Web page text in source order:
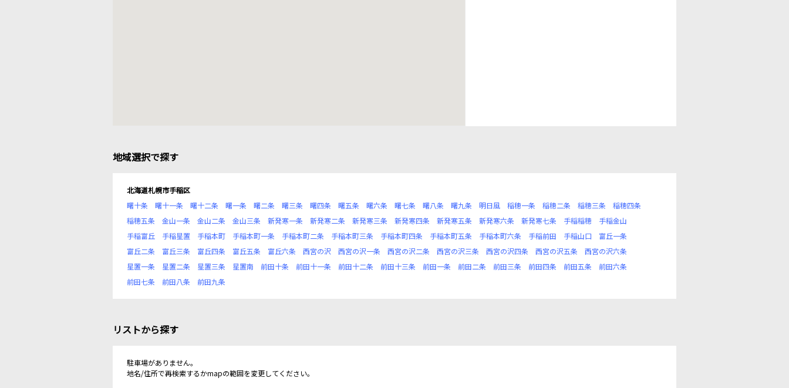
地域選択で探す
北海道札幌市手稲区
曙十条
曙十一条 曙十二条 曙一条 曙二条 曙三条 曙四条 曙五条 曙六条 曙七条 曙八条 曙九条 明日風 稲穂一条 稲穂二条 稲穂三条
稲穂四条
稲穂五条
金山一条 金山二条 金山三条 新発寒一条 新発寒二条 新発寒三条 新発寒四条 新発寒五条 新発寒六条 新発寒七条 手稲稲穂
手稲金山
手稲富丘
手稲星置 手稲本町 手稲本町一条 手稲本町二条 手稲本町三条 手稲本町四条 手稲本町五条 手稲本町六条 手稲前田 手稲山口
富丘一条
富丘二条
富丘三条 富丘四条 富丘五条 富丘六条 西宮の沢 西宮の沢一条 西宮の沢二条 西宮の沢三条 西宮の沢四条 西宮の沢五条
西宮の沢六条
星置一条
星置二条 星置三条 星置南 前田十条 前田十一条 前田十二条 前田十三条 前田一条 前田二条 前田三条 前田四条 前田五条
前田六条
前田七条
前田八条 前田九条
リストから探す
駐車場がありません。
地名/住所で再検索するかmapの範囲を変更してください。